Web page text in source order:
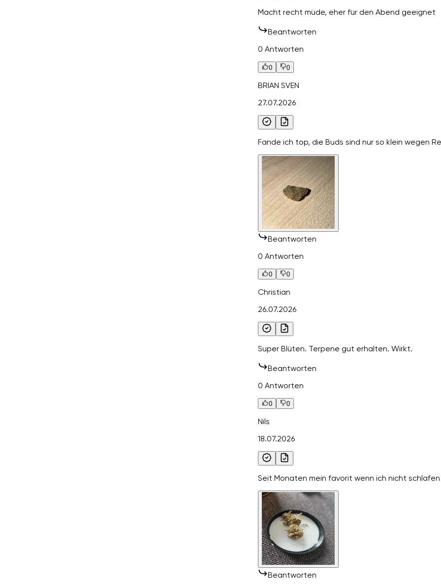
Macht recht müde, eher für den Abend geeignet
Beantworten
0 Antworten
0 0
BRIAN SVEN
27.07.2026
Fande ich top, die Buds sind nur so klein wegen
Beantworten
0 Antworten
0 0
Christian
26.07.2026
Super Blüten. Terpene gut erhalten. Wirkt.
Beantworten
0 Antworten
0 0
Nils
18.07.2026
Seit Monaten mein favorit wenn ich nicht schlafen
Beantworten